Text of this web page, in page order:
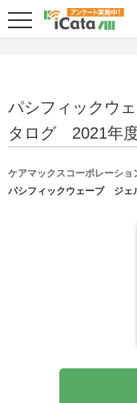
パシフィックウ
タログ 2021年
ケアマックスコーポレーシ
パシフィックウェーブ ジ